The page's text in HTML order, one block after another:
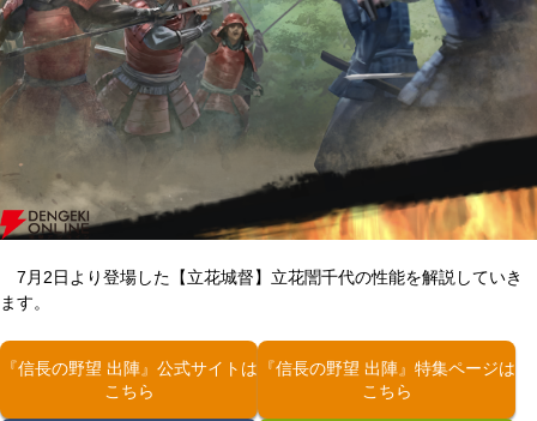
7月2日より登場した【立花城督】立花誾千代の性能を解説していき
ます。
『信長の野望 出陣』公式サイトは
こちら
『信長の野望 出陣』特集ページは
こちら